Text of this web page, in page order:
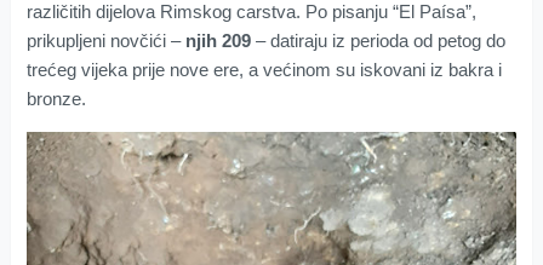
različitih dijelova Rimskog carstva. Po pisanju “El Paísa”,
prikupljeni novčići – njih 209– datiraju iz perioda od petog do
trećeg vijeka prije nove ere, a većinom su iskovani iz bakra i
bronze.